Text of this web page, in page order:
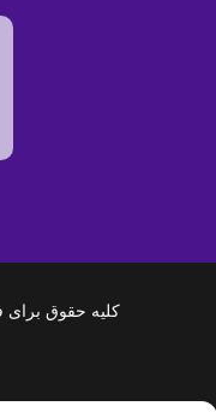
کلیه حقوق برای